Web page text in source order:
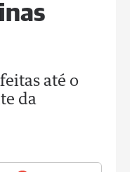
até o
da